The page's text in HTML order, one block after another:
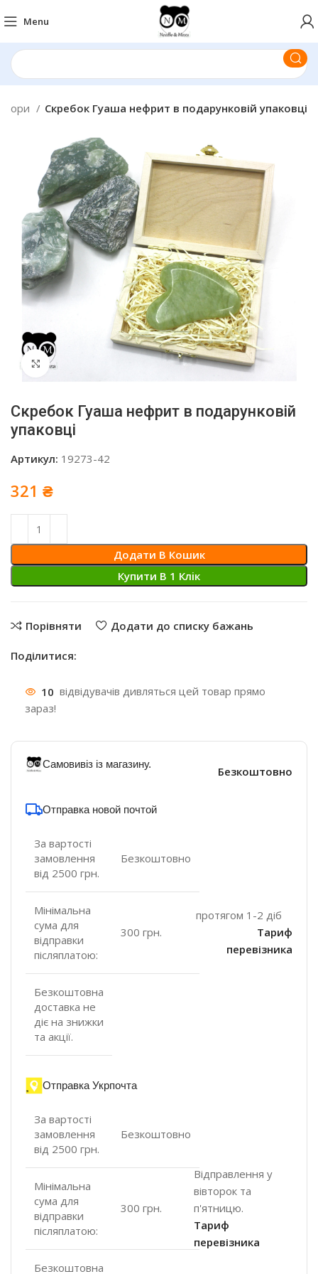
Menu
Скребок Гуаша нефрит в подарунковій упаковці
Click to enlarge
Скребок Гуаша нефрит в подарунковій
упаковці
Артикул: 19273-42
321 ₴
Додати В Кошик
Купити В 1 Клiк
Порівняти Додати до списку бажань
Поділитися:
10 відвідувачів дивляться цей товар прямо
зараз!
Самовивіз із магазину.
Безкоштовно
Отправка новой почтой
За вартості
замовлення
від 2500 грн.
Безкоштовно
Мінімальна
сума для
відправки
післяплатою:
300 грн.
Безкоштовна
доставка не
діє на знижки
та акції.
протягом 1-2 діб
Тариф
перевізника
Отправка Укрпочта
За вартості
замовлення
від 2500 грн.
Безкоштовно
Мінімальна
сума для
відправки
післяплатою:
300 грн.
Безкоштовна
Відправлення у
вівторок та
п'ятницю.
Тариф
перевізника